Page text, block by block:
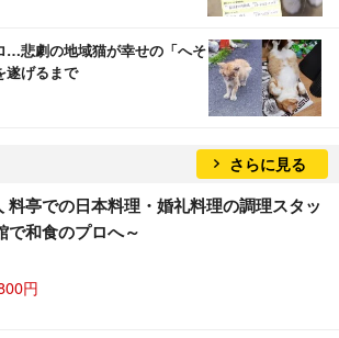
…悲劇の地域猫が幸せの「へそ
遂げるまで
さらに見る
料亭での日本料理・婚礼料理の調理スタッ
で和食のプロへ～
円